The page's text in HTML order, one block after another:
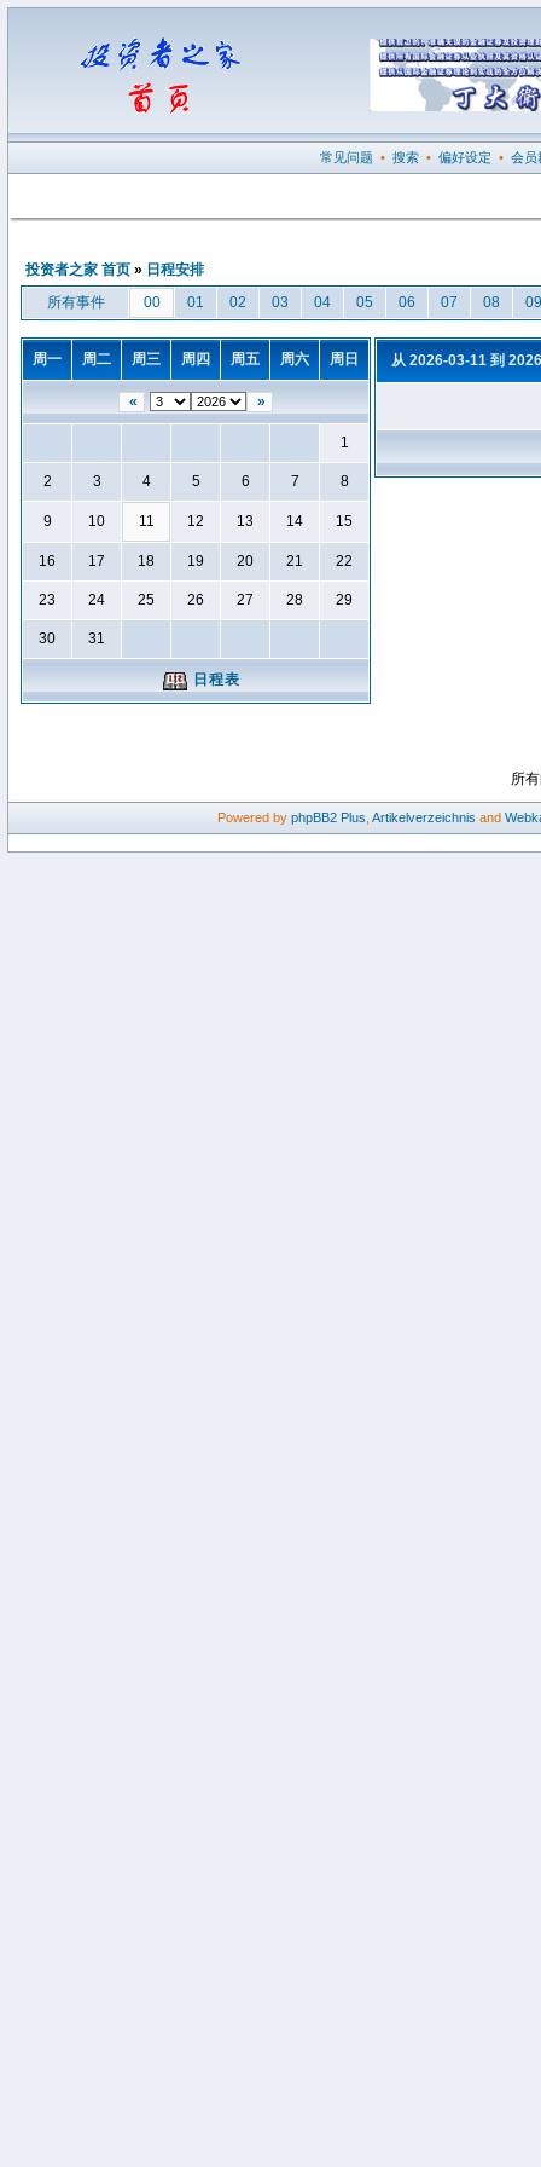
常见问题 • 搜索 • 偏好设定 • 会员
投资者之家 首页 » 日程安排
所有事件
00 01 02 03 04 05 06 07 08 09
周一 周二 周三 周四 周五 周六 周日
« »
1
2 3 4 5 6 7 8
9 10 11 12 13 14 15
16 17 18 19 20 21 22
23 24 25 26 27 28 29
30 31
日程表
从 2026-03-11 到
所
Powered by phpBB2 Plus Artikelverzeichnis and